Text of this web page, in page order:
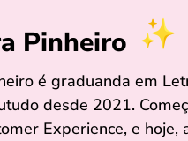
Pinheiro
é graduanda em
desde 2021.
Experience, e hoje,